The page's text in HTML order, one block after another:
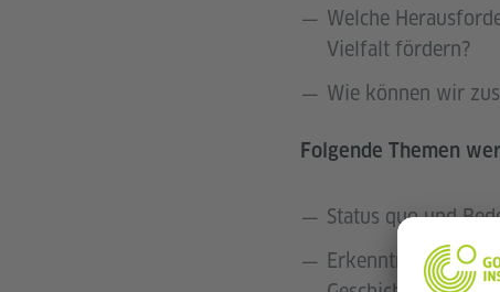
Welche
Vielfalt fördern?
Wie können wir
Folgende Themen
Status quo und
Erkenntnisse